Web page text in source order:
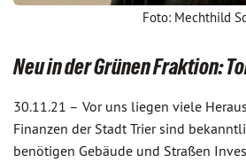
Foto: Mechthild
Neu in der Grünen Fraktion:
30.11.21 – Vor uns liegen viele
Finanzen der Stadt Trier sind
benötigen Gebäude und Straßen